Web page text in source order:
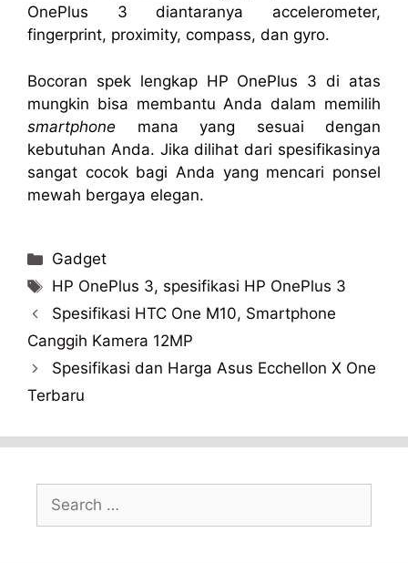
OnePlus 3 diantaranya accelerometer,
fingerprint, proximity, compass, dan gyro.
Bocoran spek lengkap HP OnePlus 3 di atas
mungkin bisa membantu Anda dalam memilih
smartphone mana yang sesuai dengan
kebutuhan Anda. Jika dilihat dari spesifikasinya
sangat cocok bagi Anda yang mencari ponsel
mewah bergaya elegan.
Categories
Gadget
Tags
HP OnePlus 3, spesifikasi HP OnePlus 3
Spesifikasi HTC One M10, Smartphone
Canggih Kamera 12MP
Spesifikasi dan Harga Asus Ecchellon X One
Terbaru
Search
for: